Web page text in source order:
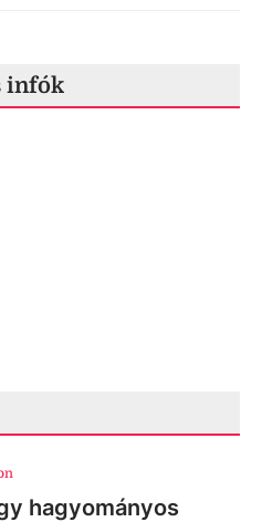
infók
hagyományos